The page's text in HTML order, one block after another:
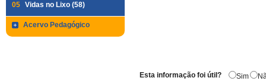
05 Vidas no Lixo (58)
Acervo Pedagógico
Esta informação foi útil? Sim